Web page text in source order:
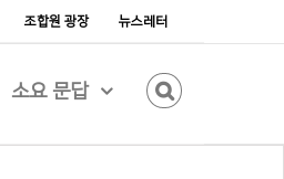
조합원 광장 뉴스레터
소요 문답